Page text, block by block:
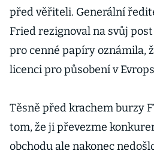
před věřiteli. Generální
Fried rezignoval na svůj
pro cenné papíry oznámila,
licenci pro působení v
Těsně před krachem burzy
tom, že ji převezme
obchodu ale nakonec